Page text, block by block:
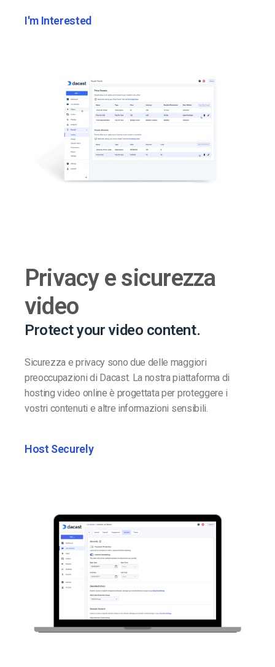
I'm Interested
Privacy e sicurezza
video
Protect your video content.
Sicurezza e privacy sono due delle maggiori
preoccupazioni di Dacast. La nostra piattaforma di
hosting video online è progettata per proteggere i
vostri contenuti e altre informazioni sensibili.
Host Securely